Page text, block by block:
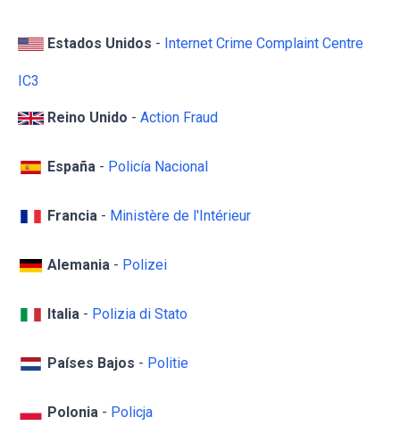
Estados Unidos - Internet Crime Complaint Centre
IC3
Reino Unido - Action Fraud
España - Policía Nacional
Francia - Ministère de l'Intérieur
Alemania - Polizei
Italia - Polizia di Stato
Países Bajos - Politie
Polonia - Policja